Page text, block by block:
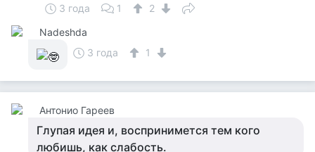
3 года 1
2
Nadeshda
3 года
1
Антонио Гареев
Глупая идея и, воспринимется тем кого
любишь, как слабость.